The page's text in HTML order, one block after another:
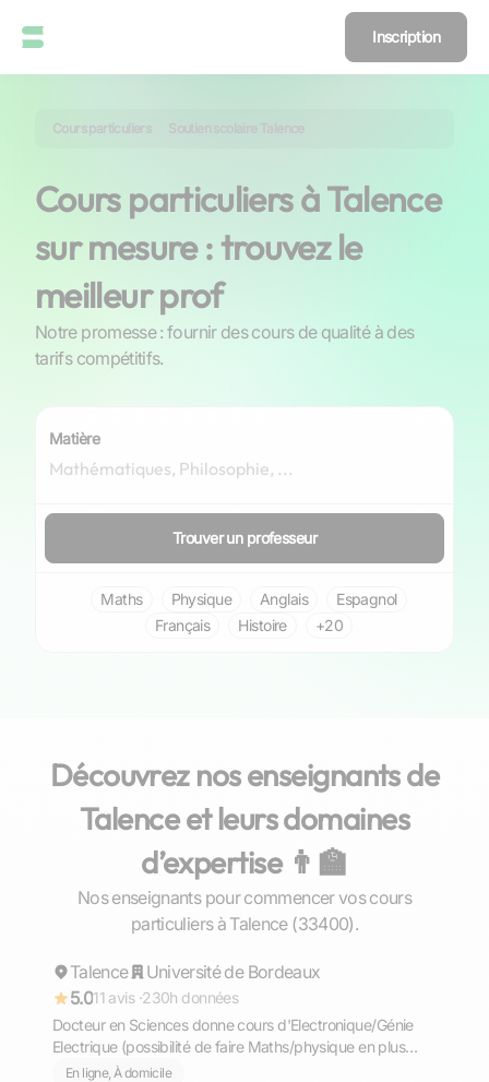
Inscription
Cours particuliers Soutien scolaire Talence
Cours particuliers à Talence
sur mesure : trouvez le
meilleur prof
Notre promesse : fournir des cours de qualité à des
tarifs compétitifs.
Matière
Trouver un professeur
Maths Physique Anglais
Espagnol
Français
Histoire +20
Découvrez nos enseignants de
Talence et leurs domaines
d’expertise 👨‍🏫
Nos enseignants pour commencer vos cours
particuliers à Talence (33400).
Répond rapidement
Pierre
Talence
Université de Bordeaux
5.011 avis ·230h données
Docteur en Sciences donne cours d'Electronique/Génie
Electrique (possibilité de faire Maths/physique en plus
pour un meilleur accompagnement).
En ligne, À domicile